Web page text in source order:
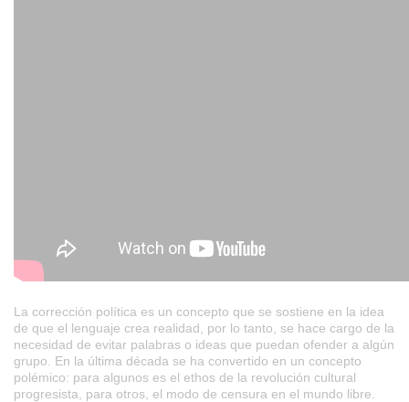
La corrección política es un concepto que se sostiene en la idea
de que el lenguaje crea realidad, por lo tanto, se hace cargo de la
necesidad de evitar palabras o ideas que puedan ofender a algún
grupo. En la última década se ha convertido en un concepto
polémico: para algunos es el ethos de la revolución cultural
progresista, para otros, el modo de censura en el mundo libre.